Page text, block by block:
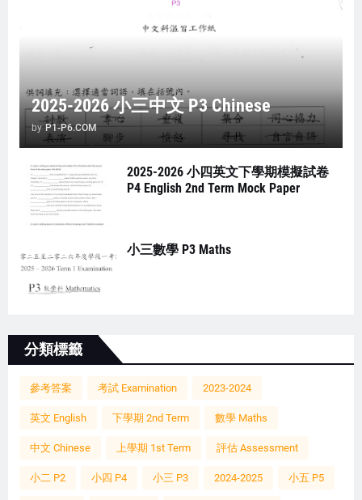
2025-2026 小三中文 P3 Chinese
by P1-P6.COM
2025-2026 小四英文下學期模擬試卷
P4 English 2nd Term Mock Paper
小三數學 P3 Maths
分類標籤
參考答案 考試 Examination 2023-2024
英文 English 下學期 2nd Term 數學 Maths
中文 Chinese 上學期 1st Term 評估 Assessment
小二 P2 小四 P4 小三 P3 2024-2025 小五 P5